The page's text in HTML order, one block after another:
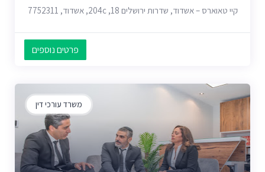
קיי טאוארס – אשדוד, שדרות ירושלים 18, 204c, אשדוד, 7752311
פרטים נוספים
משרד עורכי דין